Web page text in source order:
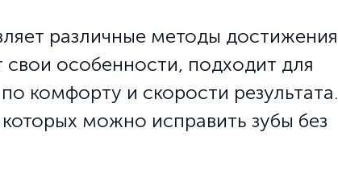
различные методы достижения
особенности, подходит для
комфорту и скорости результата.
можно исправить зубы без